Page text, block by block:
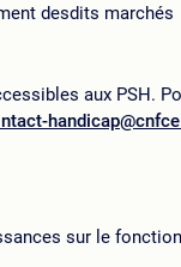
desdits marchés
aux PSH.
sur le